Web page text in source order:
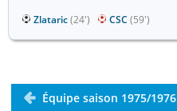
Zlataric(24') CSC (59')
Équipe saison 1975/1976